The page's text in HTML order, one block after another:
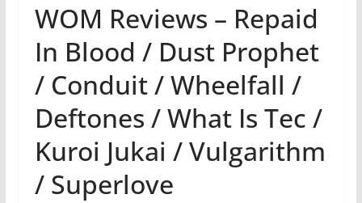
WOM Reviews – Repaid
In Blood / Dust Prophet
/ Conduit / Wheelfall /
Deftones / What Is Tec /
Kuroi Jukai / Vulgarithm
/ Superlove